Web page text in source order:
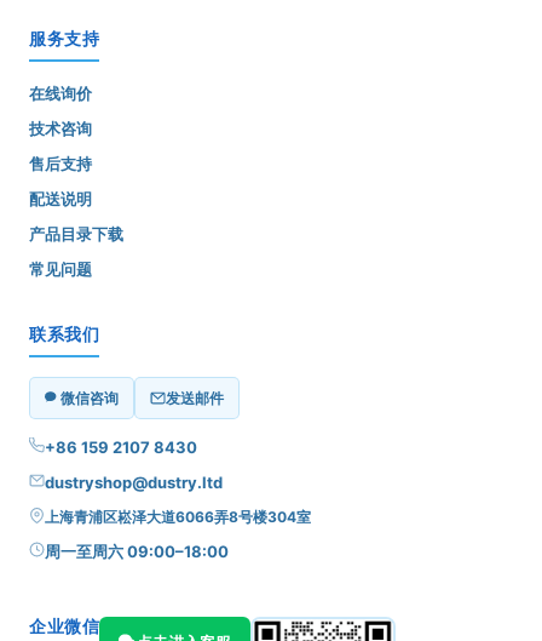
服务支持
在线询价
技术咨询
售后支持
配送说明
产品目录下载
常见问题
联系我们
微信咨询 发送邮件
+86 159 2107 8430
dustryshop@dustry.ltd
上海青浦区崧泽大道6066弄8号楼304室
周一至周六 09:00–18:00
企业微信